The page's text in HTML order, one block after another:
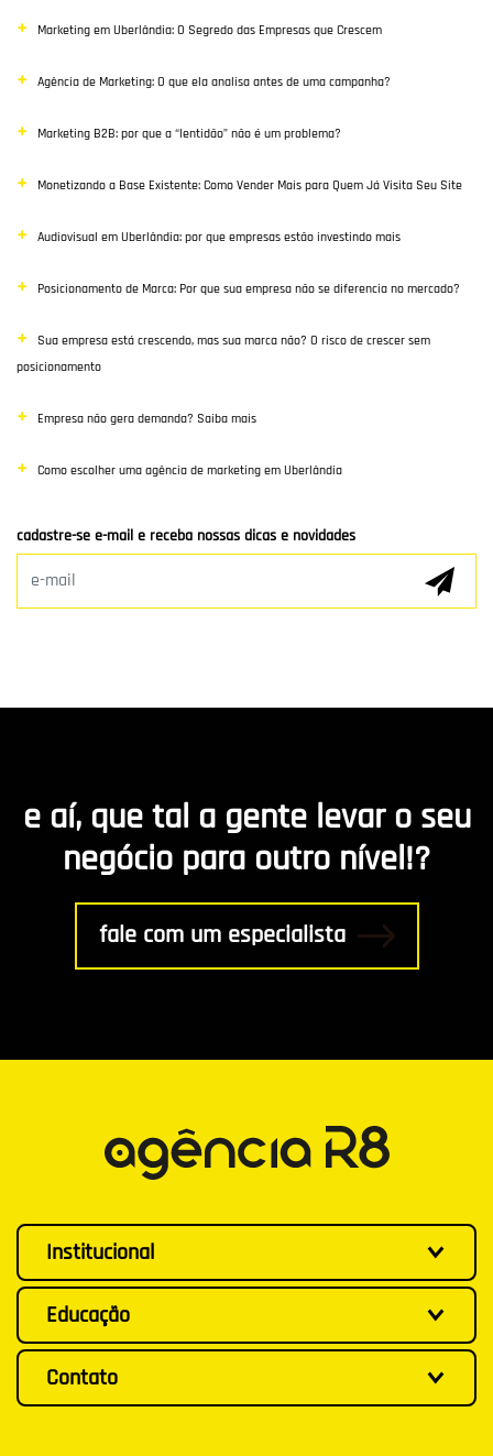
Destaque
Inbound Marketing
Desenvolvimento Web
Google Ads
E-commerce
Poisiconamento e Branding
SEO
Marketing Digital
Desenvolvimento de app
R8 Indica
Gestão
Marketing em Uberlândia: O Segredo das Empresas que Crescem
Agência de Marketing: O que ela analisa antes de uma campanha?
Marketing B2B: por que a “lentidão” não é um problema?
Monetizando a Base Existente: Como Vender Mais para Quem Já Visita Seu Site
Audiovisual em Uberlândia: por que empresas estão investindo mais
Posicionamento de Marca: Por que sua empresa não se diferencia no mercado?
Sua empresa está crescendo, mas sua marca não? O risco de crescer sem
posicionamento
Empresa não gera demanda? Saiba mais
Como escolher uma agência de marketing em Uberlândia
cadastre-se e-mail e receba nossas dicas e novidades
e aí, que tal a gente levar o seu
negócio para outro nível!?
fale com um especialista
Institucional
Educação
Contato